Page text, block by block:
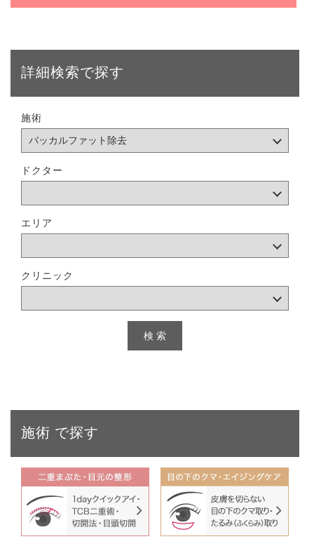
詳細検索で探す
施術
ドクター
エリア
クリニック
施術 で探す